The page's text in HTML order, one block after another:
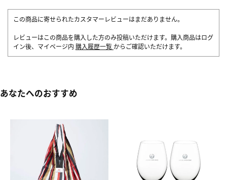
この商品に寄せられたカスタマーレビューはまだありません。
レビューはこの商品を購入した方のみ投稿いただけます。購入商品はログ
イン後、マイページ内 購入履歴一覧 からご確認いただけます。
あなたへのおすすめ